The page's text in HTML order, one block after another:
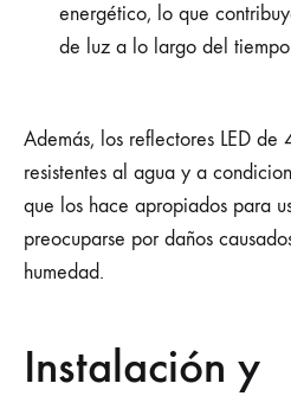
energético, lo que
de luz a lo largo del
Además, los reflectores LED de
resistentes al agua y a
que los hace apropiados para
preocuparse por daños
humedad.
Instalación y